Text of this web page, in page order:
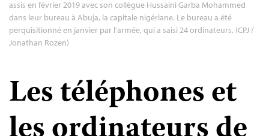
assis en février 2019 avec son collègue Hussaini Garba Mohammed
dans leur bureau à Abuja, la capitale nigériane. Le bureau a été
perquisitionné en janvier par l'armée, qui a saisi 24 ordinateurs. (CPJ /
Jonathan Rozen)
Les téléphones et